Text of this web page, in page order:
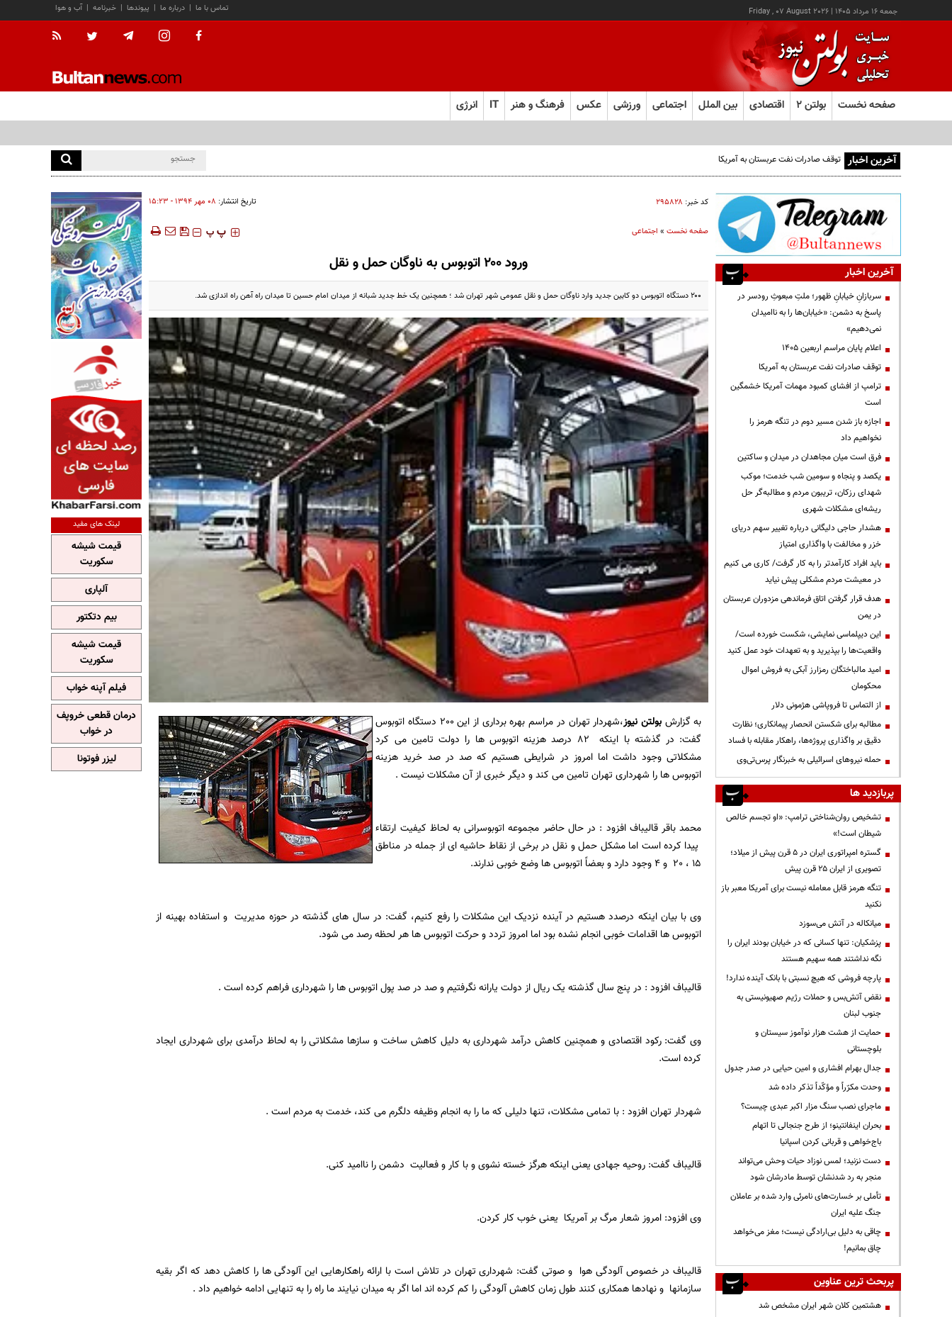
جمعه ۱۶ مرداد ۱۴۰۵ |
Friday , 07 August 2026 آب و هوا | خبرنامه | پیوندها | درباره ما | تماس با ما
صفحه نخست بولتن ۲ اقتصادی بین الملل اجتماعی ورزشی عکس فرهنگ و هنر IT انرژی
آخرین اخبار توقف صادرات نفت عربستان به آمریکا
کد خبر: ۲۹۵۸۲۸ تاریخ انتشار: ۰۸ مهر ۱۳۹۴ - ۱۵:۲۳
صفحه نخست» اجتماعی ‍‍‍ پ پ
ورود ۲۰۰ اتوبوس به ناوگان حمل و نقل
۲۰۰ دستگاه اتوبوس دو کابین جدید وارد ناوگان حمل و نقل عمومی شهر تهران شد ؛ همچنین یک خط جدید شبانه از میدان امام حسین تا میدان راه آهن راه اندازی شد.
به گزارشبولتن نیوز
،شهردار تهران در مراسم بهره برداری از این 200 دستگاه اتوبوس
گفت: در گذشته با اینکه 82 درصد هزینه اتوبوس ها را دولت تامین می کرد
مشکلاتی وجود داشت اما امروز در شرایطی هستیم که صد در صد خرید هزینه
اتوبوس ها را شهرداری تهران تامین می کند و دیگر خبری از آن مشکلات نیست .
محمد باقر قالیباف افزود : در حال حاضر مجموعه اتوبوسرانی به لحاظ کیفیت ارتقاء
پیدا کرده است اما مشکل حمل و نقل در برخی از نقاط حاشیه ای از جمله در مناطق
15 ، 20 و 4 وجود دارد و بعضاً اتوبوس ها وضع خوبی ندارند.
وی با بیان اینکه درصدد هستیم در آینده نزدیک این مشکلات را رفع کنیم، گفت: در سال های گذشته در حوزه مدیریت و استفاده بهینه از
اتوبوس ها اقدامات خوبی انجام نشده بود اما امروز تردد و حرکت اتوبوس ها هر لحظه رصد می شود.
قالیباف افزود : در پنج سال گذشته یک ریال از دولت یارانه نگرفتیم و صد در صد پول اتوبوس ها را شهرداری فراهم کرده است .
وی گفت: رکود اقتصادی و همچنین کاهش درآمد شهرداری به دلیل کاهش ساخت و سازها مشکلاتی را به لحاظ درآمدی برای شهرداری ایجاد
کرده است.
شهردار تهران افزود : با تمامی مشکلات، تنها دلیلی که ما را به انجام وظیفه دلگرم می کند، خدمت به مردم است .
قالیباف گفت: روحیه جهادی یعنی اینکه هرگز خسته نشوی و با کار و فعالیت دشمن را ناامید کنی.
وی افزود: امروز شعار مرگ بر آمریکا یعنی خوب کار کردن.
قالیباف در خصوص آلودگی هوا و صوتی گفت: شهرداری تهران در تلاش است با ارائه راهکارهایی این آلودگی ها را کاهش دهد که اگر بقیه
سازمانها و نهادها همکاری کنند طول زمان کاهش آلودگی را کم کرده اند اما اگر به میدان نیایند ما راه را به تنهایی ادامه خواهیم داد .
آخرین اخبار
سربازانِ خیابانِ ظهور؛ ملتِ مبعوثِ رودسر در
پاسخ به دشمن: «خیابان‌ها را به ناامیدان
نمی‌دهیم»
اعلام پایان مراسم اربعین ۱۴۰۵
توقف صادرات نفت عربستان به آمریکا
ترامپ از افشای کمبود مهمات آمریکا خشمگین
است
اجازه باز شدن مسیر دوم در تنگه هرمز را
نخواهیم داد
فرق است میان مجاهدان در میدان و ساکتین
یکصد و پنجاه و سومین شب خدمت؛ موکب
شهدای رزکان، تریبون مردم و مطالبه‌گر حل
ریشه‌ای مشکلات شهری
هشدار حاجی دلیگانی درباره تغییر سهم دریای
خزر و مخالفت با واگذاری امتیاز
باید افراد کارآمدتر را به کار گرفت/ کاری می کنیم
در معیشت مردم مشکلی پیش نیاید
هدف قرار گرفتن اتاق‌ فرماندهی مزدوران عربستان
در یمن
این دیپلماسی نمایشی، شکست خورده است/
واقعیت‌ها را بپذیرید و به تعهدات خود عمل کنید
امید مالباختگان رمزارز آبکی به فروش اموال
محکومان
از التماس تا فروپاشی هژمونی دلار
مطالبه برای شکستن انحصار پیمانکاری؛ نظارت
دقیق بر واگذاری پروژه‌ها، راهکار مقابله با فساد
حمله نیروهای اسرائیلی به خبرنگار پرس‌تی‌وی
پربازدید ها
تشخیص روان‌شناختی ترامپ: «او تجسم خالص
شیطان است!»
گستره امپراتوری ایران در ۵ قرن پیش از میلاد؛
تصویری از ایران ۲۵ قرن پیش
تنگه هرمز قابل معامله نیست برای آمریکا معبر باز
نکنید
میانکاله در آتش می‌سوزد
پزشکیان: تنها کسانی که در خیابان بودند ایران را
نگه نداشتند همه سهیم هستند
پارچه فروشی که هیچ نسبتی با بانک آینده ندارد!
نقض آتش‌بس و حملات رژیم صهیونیستی به
جنوب لبنان
حمایت از هشت هزار نوآموز سیستان و
بلوچستانی
جدال بهرام افشاری و امین حیایی در صدر جدول
وحدت مکرّراً و مؤکّداً تذکر داده شد
ماجرای نصب سنگ مزار اکبر عبدی چیست؟
بحران اینفانتینو؛ از طرح جنجالی تا اتهام
باج‌خواهی و قربانی کردن اسپانیا
دست نزنید؛ لمس نوزاد حیات وحش می‌تواند
منجر به رد شدنشان توسط مادرشان شود
تأملی بر خسارت‌های نامرئی وارد شده بر عاملان
جنگ علیه ایران
چاقی به دلیل بی‌ارادگی نیست؛ مغز می‌خواهد
چاق بمانیم!
پربحث ترین عناوین
هشتمین کلان شهر ایران مشخص شد
لینک های مفید
قیمت شیشه
سکوریت
آلپاری
بیم دتکتور
قیمت شیشه
سکوریت
فیلم آپنه خواب
درمان قطعی خروپف
در خواب
لیزر فوتونا